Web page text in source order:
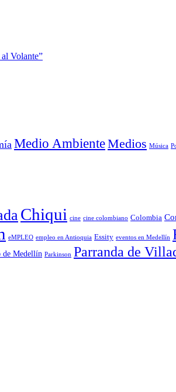
Volante”
Medio AmbienteMedios Música
Chiqui cine cine colombiano Colombia
eMPLEO empleo en Antioquia Essity eventos en Medellín
de Medellín Parkinson Parranda de